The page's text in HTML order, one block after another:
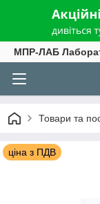
МПР-ЛАБ
Товари та
ціна з ПДВ